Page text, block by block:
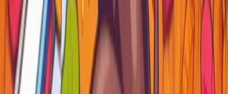
Por qué Personalizar el
Interactive Grid
La personalización del Interactive Grid nos permite
adaptar la herramienta a las necesidades específicas de la